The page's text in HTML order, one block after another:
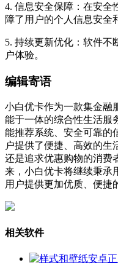
4. 信息安全保障：在安全
障了用户的个人信息安全
5. 持续更新优化：软件不
户体验。
编辑寄语
小白优卡作为一款集金融
能于一体的综合性生活服
能推荐系统、安全可靠的
户提供了便捷、高效的生
还是追求优惠购物的消费
来，小白优卡将继续秉承
用户提供更加优质、便捷
相关软件